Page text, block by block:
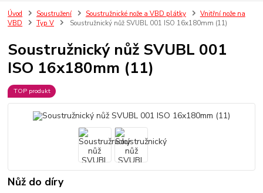
Úvod Soustružení Soustružnické nože a VBD plátky
Vnitřní nože na
VBD
Typ V Soustružnický nůž SVUBL 001 ISO 16x180mm (11)
Soustružnický nůž SVUBL 001
ISO 16x180mm (11)
TOP produkt
Nůž do díry